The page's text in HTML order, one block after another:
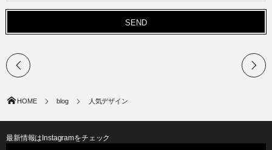
HOME blog 人気デザイン
最新情報はInstagramをチェック